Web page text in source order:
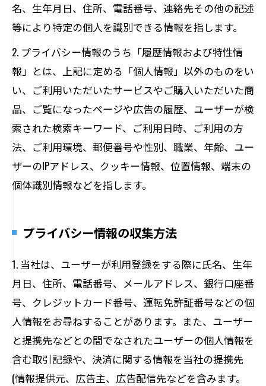
名、生年月日、住所、電話番号、連絡先その他の記述
等により特定の個人を識別できる情報を指します。
2. プライバシー情報のうち「履歴情報および特性情
報」とは、上記に定める「個人情報」以外のものをい
い、ご利用いただいたサービスやご購入いただいた商
品、ご覧になったページや広告の履歴、ユーザーが検
索された検索キーワード、ご利用日時、ご利用の方
法、ご利用環境、郵便番号や性別、職業、年齢、ユー
ザーのIPアドレス、クッキー情報、位置情報、端末の
個体識別情報などを指します。
プライバシー情報の収集方法
1. 当社は、ユーザーが利用登録をする際に氏名、生年
月日、住所、電話番号、メールアドレス、銀行口座番
号、クレジットカード番号、運転免許証番号などの個
人情報をお尋ねすることがあります。また、ユーザー
と提携先などとの間でなされたユーザーの個人情報を
含む取引記録や、決済に関する情報を当社の提携先
(情報提供元、広告主、広告配信先などを含みます。